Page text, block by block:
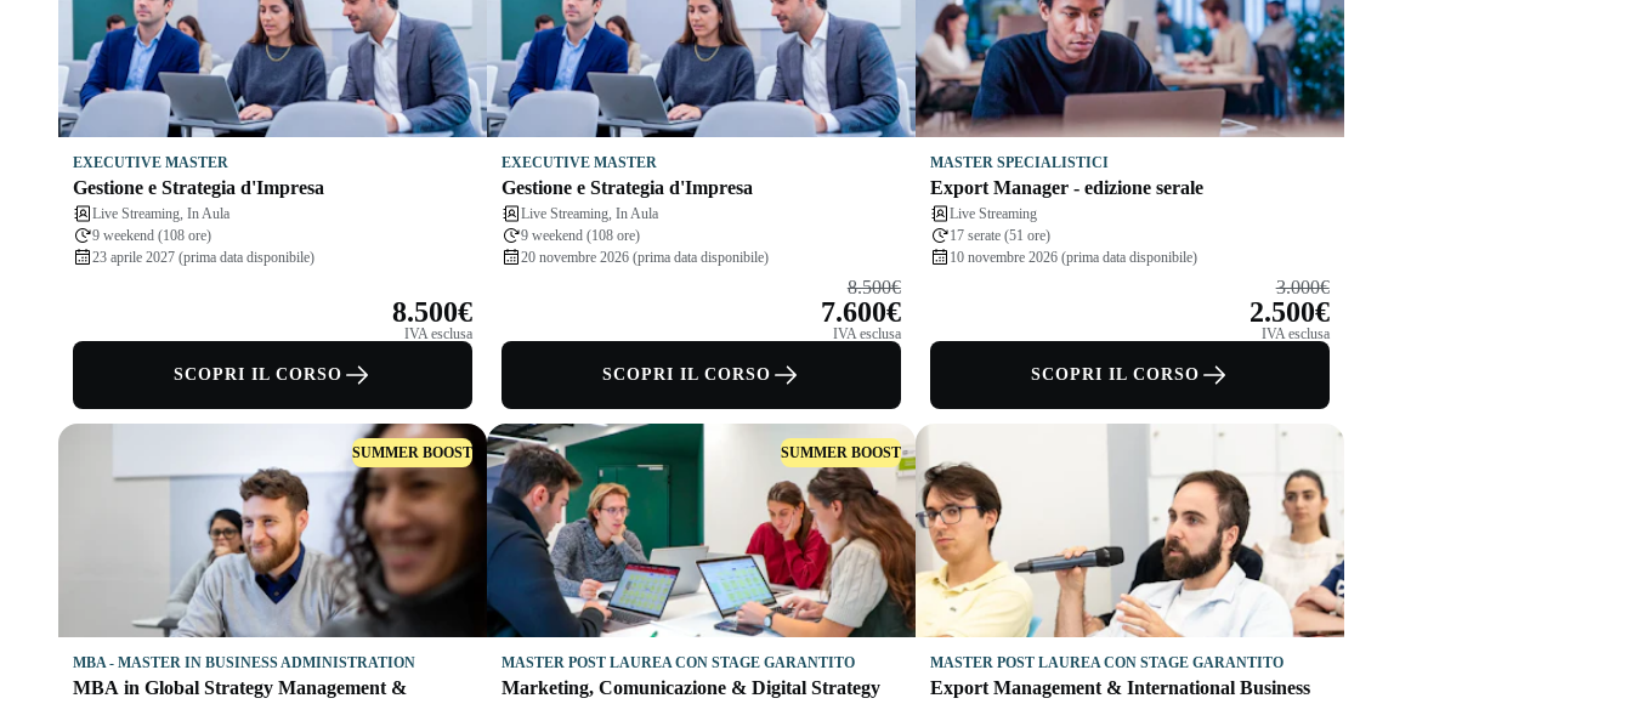
EXECUTIVE MASTER
Gestione e Strategia d'Impresa
Live Streaming, In Aula
9 weekend (108 ore)
23 aprile 2027 (prima data disponibile)
8.500€
IVA esclusa
SCOPRI IL CORSO
EXECUTIVE MASTER
Gestione e Strategia d'Impresa
Live Streaming, In Aula
9 weekend (108 ore)
20 novembre 2026 (prima data disponibile)
8.500€
7.600€
IVA esclusa
SCOPRI IL CORSO
MASTER SPECIALISTICI
Export Manager - edizione serale
Live Streaming
17 serate (51 ore)
10 novembre 2026 (prima data disponibile)
3.000€
2.500€
IVA esclusa
SCOPRI IL CORSO
SUMMER BOOST
MBA - MASTER IN BUSINESS ADMINISTRATION
MBA in Global Strategy Management &
SUMMER BOOST
MASTER POST LAUREA CON STAGE GARANTITO
Marketing, Comunicazione & Digital Strategy
MASTER POST LAUREA CON STAGE GARANTITO
Export Management & International Business